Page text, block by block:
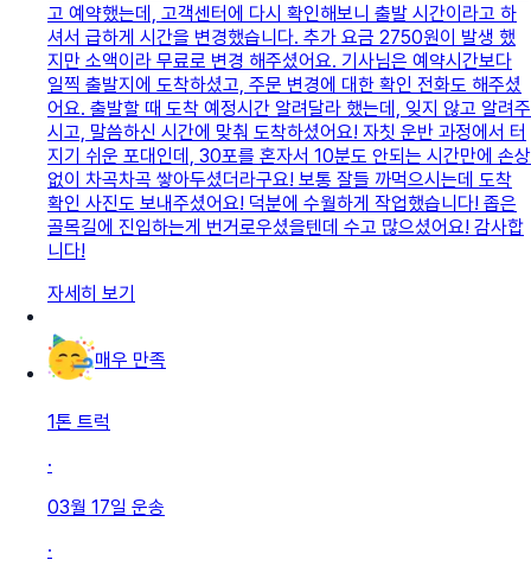
고 예약했는데, 고객센터에 다시 확인해보니 출발 시간이라고 하
셔서 급하게 시간을 변경했습니다. 추가 요금 2750원이 발생 했
지만 소액이라 무료로 변경 해주셨어요. 기사님은 예약시간보다
일찍 출발지에 도착하셨고, 주문 변경에 대한 확인 전화도 해주셨
어요. 출발할 때 도착 예정시간 알려달라 했는데, 잊지 않고 알려주
시고, 말씀하신 시간에 맞춰 도착하셨어요! 자칫 운반 과정에서 터
지기 쉬운 포대인데, 30포를 혼자서 10분도 안되는 시간만에 손상
없이 차곡차곡 쌓아두셨더라구요! 보통 잘들 까먹으시는데 도착
확인 사진도 보내주셨어요! 덕분에 수월하게 작업했습니다! 좁은
골목길에 진입하는게 번거로우셨을텐데 수고 많으셨어요! 감사합
니다!
자세히 보기
매우 만족
1톤 트럭
·
03월 17일 운송
·